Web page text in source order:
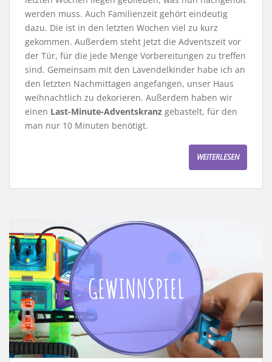
werden muss. Auch Familienzeit gehört eindeutig
dazu. Die ist in den letzten Wochen viel zu kurz
gekommen. Außerdem steht jetzt die Adventszeit vor
der Tür, für die jede Menge Vorbereitungen zu treffen
sind. Gemeinsam mit den Lavendelkinder habe ich an
den letzten Nachmittagen angefangen, unser Haus
weihnachtlich zu dekorieren. Außerdem haben wir
einen Last-Minute-Adventskranz gebastelt, für den
man nur 10 Minuten benötigt.
WEITERLESEN